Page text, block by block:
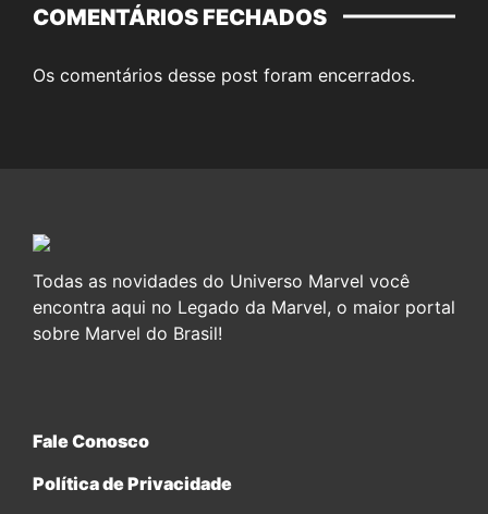
COMENTÁRIOS FECHADOS
Os comentários desse post foram encerrados.
Todas as novidades do Universo Marvel você
encontra aqui no Legado da Marvel, o maior portal
sobre Marvel do Brasil!
Fale Conosco
Política de Privacidade